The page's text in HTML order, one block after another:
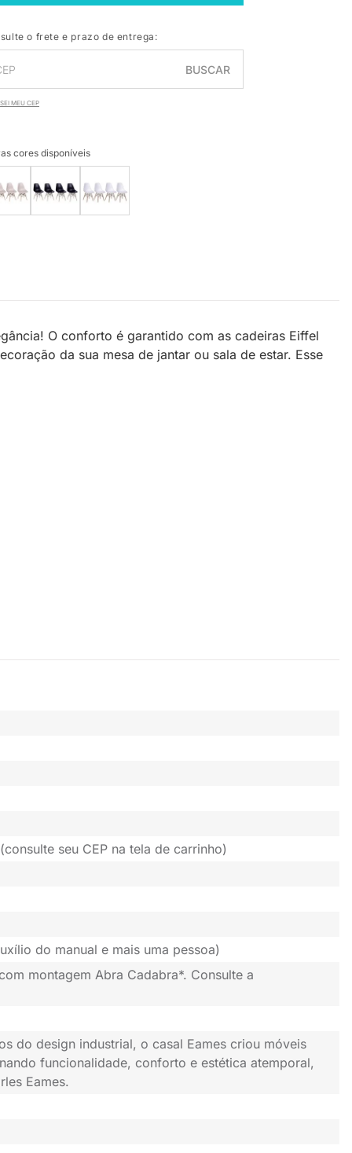
o frete e prazo de entrega:
BUSCAR
MEU CEP
cores disponíveis
O conforto é garantido com as cadeiras Eiffel
da sua mesa de jantar ou sala de estar. Esse
seu CEP na tela de carrinho)
do manual e mais uma pessoa)
montagem Abra Cadabra*. Consulte a
do design industrial, o casal Eames criou móveis
funcionalidade, conforto e estética atemporal,
Eames.